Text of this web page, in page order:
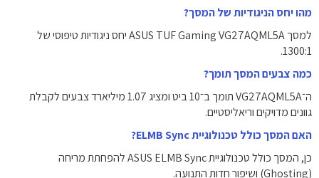
מהו יחס הניגודיות של המסך?
למסך ASUS TUF Gaming VG27AQML5A יחס ניגודיות טיפוסי של
‎1300:1‎.
כמה צבעים המסך תומך?
ה־VG27AQML5A תומך ב־10 ביט ומציג ‎1.07‎ מיליארד צבעים לקבלת
גוונים מדויקים וריאליסטיים.
האם המסך כולל טכנולוגיית ELMB Sync?
כן, המסך כולל טכנולוגיית ‎ASUS ELMB Sync‎ להפחתת מריחה
(Ghosting) ושיפור חדות התנועה.